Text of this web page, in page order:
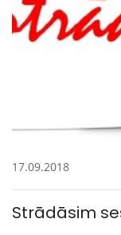
17.09.2018
Strādāsim